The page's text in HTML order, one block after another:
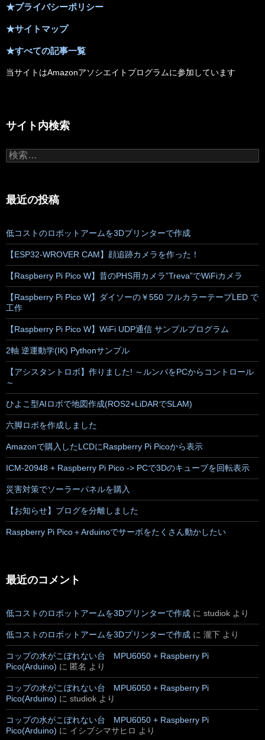
★プライバシーポリシー
★サイトマップ
★すべての記事一覧
当サイトはAmazonアソシエイトプログラムに参加しています
サイト内検索
検
索:
最近の投稿
低コストのロボットアームを3Dプリンターで作成
【ESP32-WROVER CAM】顔追跡カメラを作った！
【Raspberry Pi Pico W】昔のPHS用カメラ”Treva”でWiFiカメラ
【Raspberry Pi Pico W】ダイソーの￥550 フルカラーテープLED で
工作
【Raspberry Pi Pico W】WiFi UDP通信 サンプルプログラム
2軸 逆運動学(IK) Pythonサンプル
【アシスタントロボ】作りました! ～ルンバをPCからコントロール
～
ひよこ型AIロボで地図作成(ROS2+LiDARでSLAM)
六脚ロボを作成しました
Amazonで購入したLCDにRaspberry Pi Picoから表示
ICM-20948 + Raspberry Pi Pico -> PCで3Dのキューブを回転表示
災害対策でソーラーパネルを購入
【お知らせ】ブログを分離しました
Raspberry Pi Pico＋Arduinoでサーボをたくさん動かしたい
最近のコメント
低コストのロボットアームを3Dプリンターで作成 に studiok より
低コストのロボットアームを3Dプリンターで作成 に 瀧下 より
コップの水がこぼれない台 MPU6050 + Raspberry Pi
Pico(Arduino) に 匿名 より
コップの水がこぼれない台 MPU6050 + Raspberry Pi
Pico(Arduino) に studiok より
コップの水がこぼれない台 MPU6050 + Raspberry Pi
Pico(Arduino) に イシブシマサヒロ より